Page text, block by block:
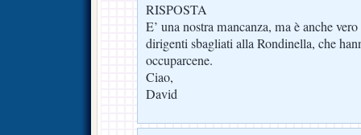
RISPOSTA
E’ una nostra mancanza, ma è anche
dirigenti sbagliati alla Rondinella, che
occuparcene.
Ciao,
David